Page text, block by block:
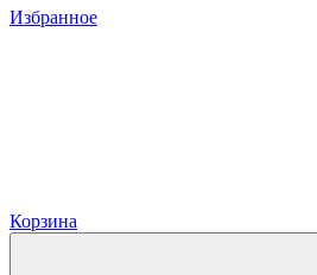
Избранное
Корзина